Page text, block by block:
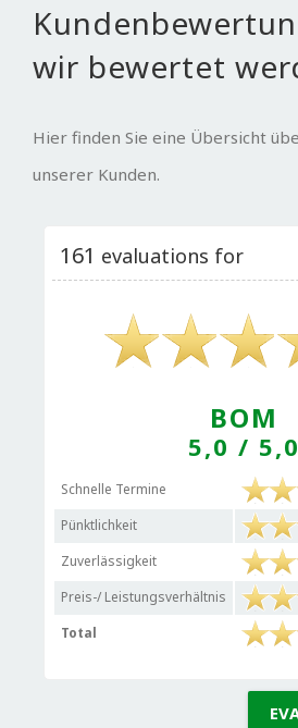
wir bewertet
Hier finden Sie eine Übersicht
unserer Kunden.
161 evaluations for
BOM
5,0 / 5,0
Schnelle Termine
Pünktlichkeit
Zuverlässigkeit
Preis-/ Leistungsverhältnis
Total